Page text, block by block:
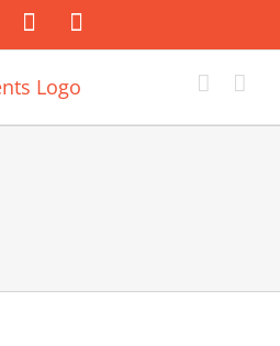
FacebookInstagram
Mail